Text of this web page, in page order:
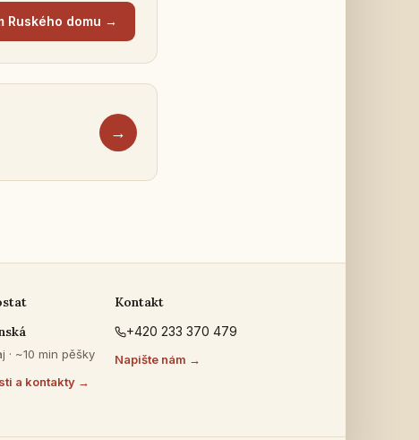
Rus­ké­ho domu →
→
· ~10 min pěšky
a kontakty →
Kontakt
+420 233 370 479
Napište nám →